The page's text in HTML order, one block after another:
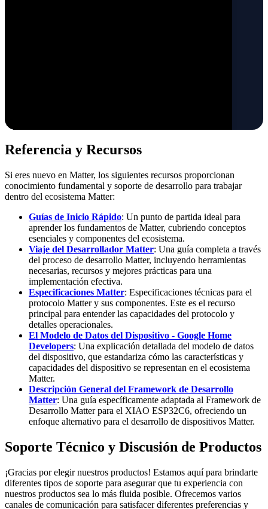
Referencia y Recursos
Si eres nuevo en Matter, los siguientes recursos proporcionan
conocimiento fundamental y soporte de desarrollo para trabajar
dentro del ecosistema Matter:
Guías de Inicio Rápido: Un punto de partida ideal para
aprender los fundamentos de Matter, cubriendo conceptos
esenciales y componentes del ecosistema.
Viaje del Desarrollador Matter: Una guía completa a través
del proceso de desarrollo Matter, incluyendo herramientas
necesarias, recursos y mejores prácticas para una
implementación efectiva.
Especificaciones Matter: Especificaciones técnicas para el
protocolo Matter y sus componentes. Este es el recurso
principal para entender las capacidades del protocolo y
detalles operacionales.
El Modelo de Datos del Dispositivo - Google Home
Developers: Una explicación detallada del modelo de datos
del dispositivo, que estandariza cómo las características y
capacidades del dispositivo se representan en el ecosistema
Matter.
Descripción General del Framework de Desarrollo
Matter: Una guía específicamente adaptada al Framework de
Desarrollo Matter para el XIAO ESP32C6, ofreciendo un
enfoque alternativo para el desarrollo de dispositivos Matter.
Soporte Técnico y Discusión de Productos
¡Gracias por elegir nuestros productos! Estamos aquí para brindarte
diferentes tipos de soporte para asegurar que tu experiencia con
nuestros productos sea lo más fluida posible. Ofrecemos varios
canales de comunicación para satisfacer diferentes preferencias y